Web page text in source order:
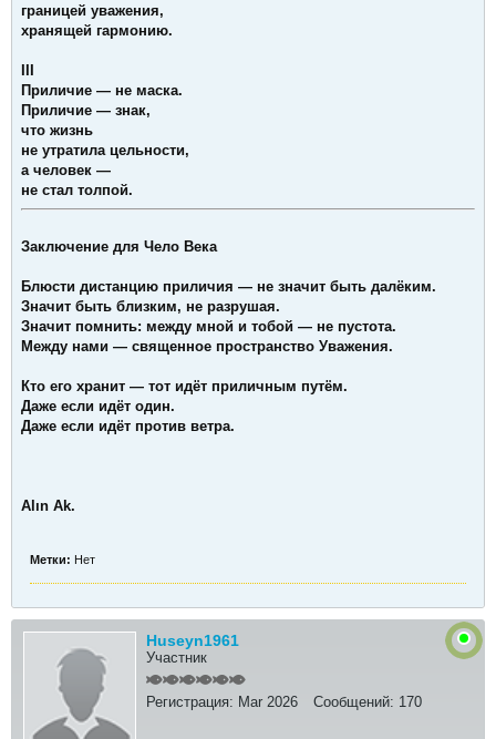
границей уважения,
хранящей гармонию.
Приличие — не маска.
Приличие — знак,
что жизнь
не утратила цельности,
а человек —
не стал толпой.
Заключение для Чело Века
Блюсти дистанцию приличия — не значит быть далёким.
Значит быть близким, не разрушая.
Значит помнить: между мной и тобой — не пустота.
Между нами — священное пространство Уважения.
Кто его хранит — тот идёт приличным путём.
Даже если идёт один.
Даже если идёт против ветра.
Alın Ak.
Метки: Нет
Huseyn1961
Участник
Регистрация: Mar 2026 Сообщений: 170